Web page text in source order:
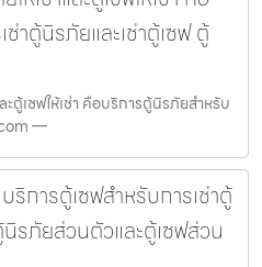
าตู้นิรภัยและเช่าตู้เซฟ ตู้
ตู้เซฟให้เช่า คือบริการตู้นิรภัยสำหรับ
—
การตู้เซฟสำหรับการเช่าตู้
รภัยส่วนตัวและตู้เซฟส่วน